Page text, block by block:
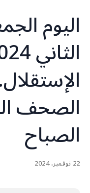
الصحف
الصباح
22 نوفمبر، 2024